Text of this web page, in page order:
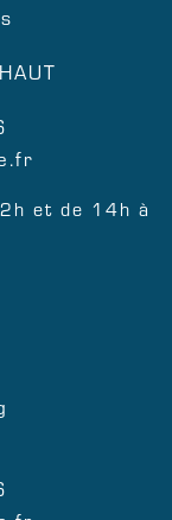
et de 14h à